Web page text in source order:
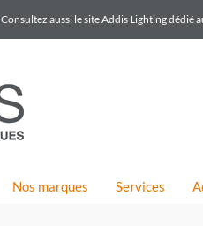
Consultez aussi le site Addis Lighting dédié
Nos marques Services